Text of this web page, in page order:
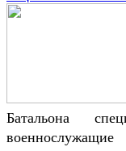
Батальона